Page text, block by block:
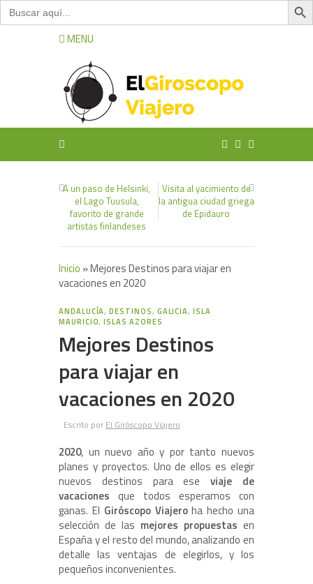
Buscar:
MENU
A un paso de Helsinki,
el Lago Tuusula,
favorito de grande
artistas finlandeses
Visita al yacimiento de
la antigua ciudad griega
de Epidauro
Inicio »Mejores Destinos para viajar en
vacaciones en 2020
ANDALUCÍA,DESTINOS, GALICIA,ISLA
MAURICIO,ISLAS AZORES
Mejores Destinos
para viajar en
vacaciones en 2020
Escrito por El Giróscopo Viajero
2020, un nuevo año y por tanto nuevos
planes y proyectos. Uno de ellos es elegir
nuevos destinos para ese viaje de
vacaciones que todos esperamos con
ganas. El Giróscopo Viajeroha hecho una
selección de las mejores propuestas en
España y el resto del mundo, analizando en
detalle las ventajas de elegirlos, y los
pequeños inconvenientes.